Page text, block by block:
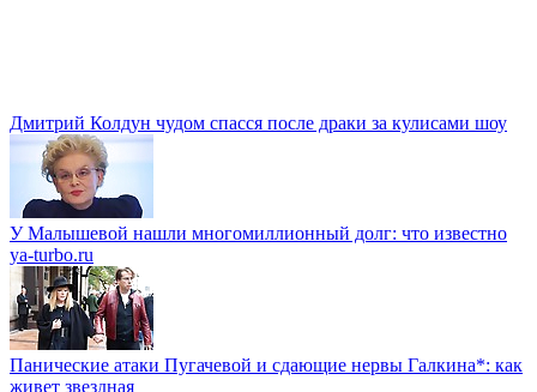
Дмитрий Колдун чудом спасся после драки за кулисами шоу
У Малышевой нашли многомиллионный долг: что известно
ya-turbo.ru
Панические атаки Пугачевой и сдающие нервы Галкина*: как
живет звездная